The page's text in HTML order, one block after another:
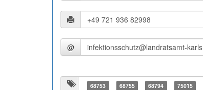
@
68753 68755 68794 75015